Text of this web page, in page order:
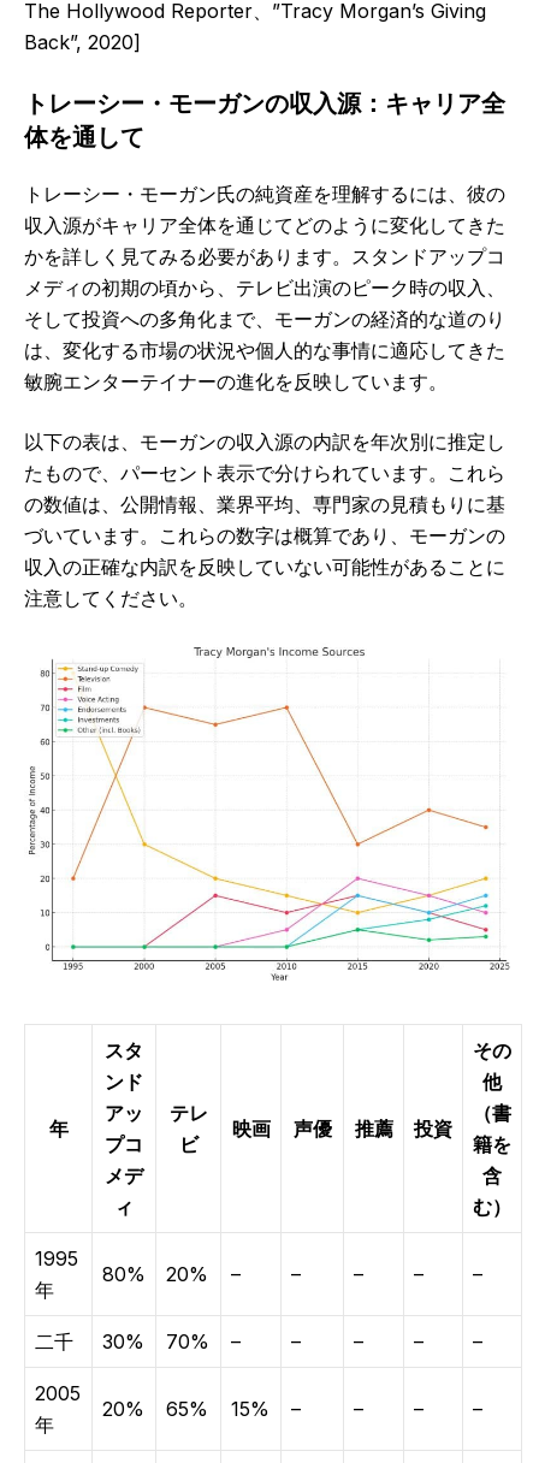
The Hollywood Reporter、”Tracy Morgan’s Giving
Back”, 2020]
トレーシー・モーガンの収入源：キャリア全
体を通して
トレーシー・モーガン氏の純資産を理解するには、彼の
収入源がキャリア全体を通じてどのように変化してきた
かを詳しく見てみる必要があります。スタンドアップコ
メディの初期の頃から、テレビ出演のピーク時の収入、
そして投資への多角化まで、モーガンの経済的な道のり
は、変化する市場の状況や個人的な事情に適応してきた
敏腕エンターテイナーの進化を反映しています。
以下の表は、モーガンの収入源の内訳を年次別に推定し
たもので、パーセント表示で分けられています。これら
の数値は、公開情報、業界平均、専門家の見積もりに基
づいています。これらの数字は概算であり、モーガンの
収入の正確な内訳を反映していない可能性があることに
注意してください。
年
スタ
ンド
アッ
プコ
メデ
ィ
テレ
ビ
映画 声優 推薦 投資
その
他
（書
籍を
含
む）
1995
年
80% 20% – – – – –
二千 30% 70% – – – – –
2005
年
20% 65% 15% – – – –